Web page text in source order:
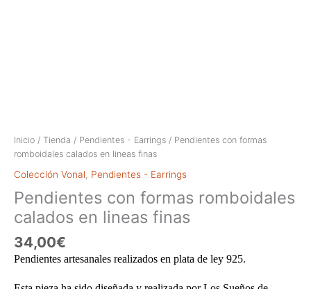
Inicio / Tienda / Pendientes - Earrings / Pendientes con formas
romboidales calados en lineas finas
Colección Vonal Pendientes - Earrings
Pendientes con formas romboidales
calados en lineas finas
34,00€
Pendientes artesanales realizados en plata de ley 925.